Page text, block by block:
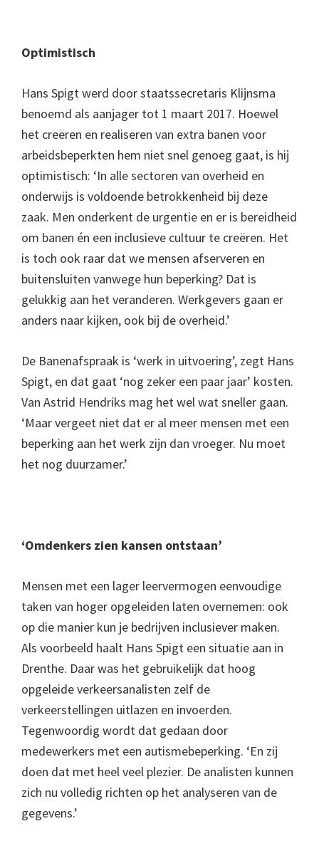
Optimistisch
Hans Spigt werd door staatssecretaris Klijnsma
benoemd als aanjager tot 1 maart 2017. Hoewel
het creëren en realiseren van extra banen voor
arbeidsbeperkten hem niet snel genoeg gaat, is hij
optimistisch: ‘In alle sectoren van overheid en
onderwijs is voldoende betrokkenheid bij deze
zaak. Men onderkent de urgentie en er is bereidheid
om banen én een inclusieve cultuur te creëren. Het
is toch ook raar dat we mensen afserveren en
buitensluiten vanwege hun beperking? Dat is
gelukkig aan het veranderen. Werkgevers gaan er
anders naar kijken, ook bij de overheid.’
De Banenafspraak is ‘werk in uitvoering’, zegt Hans
Spigt, en dat gaat ‘nog zeker een paar jaar’ kosten.
Van Astrid Hendriks mag het wel wat sneller gaan.
‘Maar vergeet niet dat er al meer mensen met een
beperking aan het werk zijn dan vroeger. Nu moet
het nog duurzamer.’
‘Omdenkers zien kansen ontstaan’
Mensen met een lager leervermogen eenvoudige
taken van hoger opgeleiden laten overnemen: ook
op die manier kun je bedrijven inclusiever maken.
Als voorbeeld haalt Hans Spigt een situatie aan in
Drenthe. Daar was het gebruikelijk dat hoog
opgeleide verkeersanalisten zelf de
verkeerstellingen uitlazen en invoerden.
Tegenwoordig wordt dat gedaan door
medewerkers met een autismebeperking. ‘En zij
doen dat met heel veel plezier. De analisten kunnen
zich nu volledig richten op het analyseren van de
gegevens.’